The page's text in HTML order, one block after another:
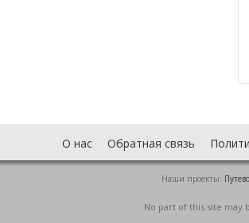
О нас Обратная связь
Наши проекты:
No part of this site may